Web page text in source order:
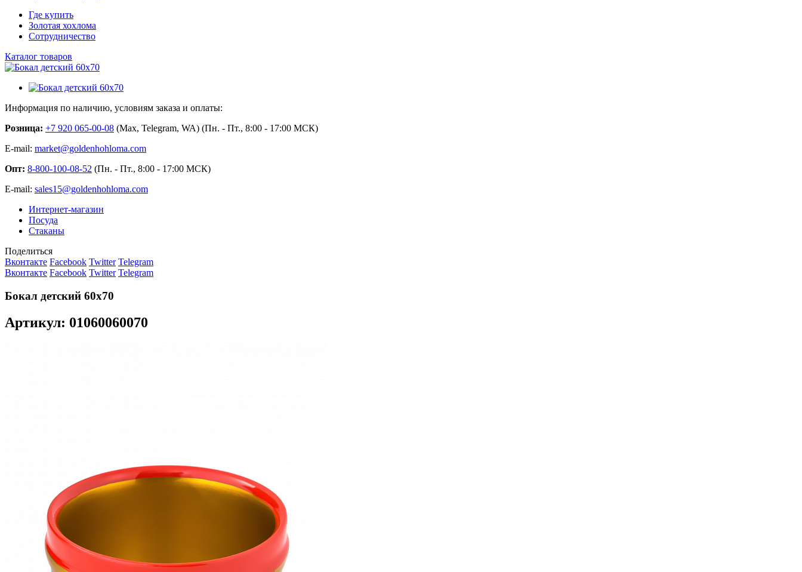
Где купить
Золотая хохлома
Сотрудничество
Каталог товаров
Информация по наличию, условиям заказа и оплаты:
Розница: +7 920 065-00-08 (Max, Telegram, WA) (Пн. - Пт., 8:00 - 17:00 МСК)
E-mail: market@goldenhohloma.com
Опт: 8-800-100-08-52 (Пн. - Пт., 8:00 - 17:00 МСК)
E-mail: sales15@goldenhohloma.com
Интернет-магазин
Посуда
Стаканы
Поделиться
Вконтакте Facebook Twitter Telegram
Вконтакте Facebook Twitter Telegram
Бокал детский 60х70
Артикул: 01060060070